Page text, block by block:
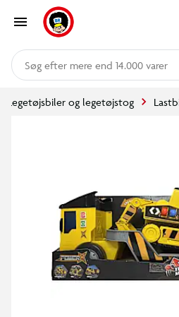
mere end 14.000 varer
Legetøjsbiler og legetøjstog